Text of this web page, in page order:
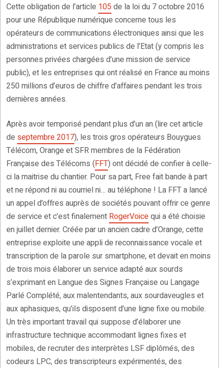
Cette obligation de l’article 105 de la loi du 7 octobre 2016
pour une République numérique concerne tous les
opérateurs de communications électroniques ainsi que les
administrations et services publics de l’Etat (y compris les
personnes privées chargées d’une mission de service
public), et les entreprises qui ont réalisé en France au moins
250 millions d’euros de chiffre d’affaires pendant les trois
dernières années.
Après avoir temporisé pendant plus d’un an (lire cet article
de septembre 2017), les trois gros opérateurs Bouygues
Télécom, Orange et SFR membres de la Fédération
Française des Télécoms (FFT) ont décidé de confier à celle-
ci la maitrise du chantier. Pour sa part, Free fait bande à part
et ne répond ni au courriel ni… au téléphone ! La FFT a lancé
un appel d’offres auprès de sociétés pouvant offrir ce genre
de service et c’est finalement RogerVoicequi a été choisie
en juillet dernier. Créée par un ancien cadre d’Orange, cette
entreprise exploite une appli de reconnaissance vocale et
transcription de la parole sur smartphone, et devait en moins
de trois mois élaborer un service adapté aux sourds
s’exprimant en Langue des Signes Française ou Langage
Parlé Complété, aux malentendants, aux sourdaveugles et
aux aphasiques, qu’ils disposent d’une ligne fixe ou mobile.
Un très important travail qui suppose d’élaborer une
infrastructure technique accommodant lignes fixes et
mobiles, de recruter des interprètes LSF diplômés, des
codeurs LPC, des transcripteurs expérimentés, des